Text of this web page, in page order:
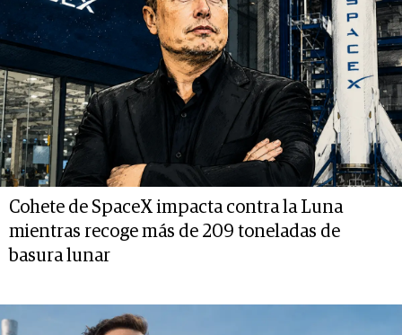
Cohete de SpaceX impacta contra la Luna
mientras recoge más de 209 toneladas de
basura lunar